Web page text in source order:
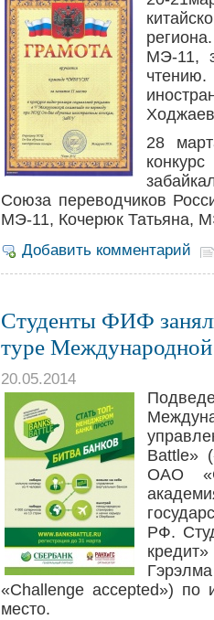
МЭ-11,
28
Союза переводчиков
МЭ-11, Кочерюк Татьяна,
Добавить комментарий
Студенты ФИФ
туре
20.05.2014
Battle»
ОАО
РФ.
«Challenge accepted») по
место.